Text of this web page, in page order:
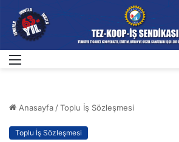
Anasayfa/Toplu İş Sözleşmesi
Toplu İş Sözleşmesi